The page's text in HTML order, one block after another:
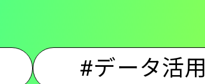
イ#データ活用